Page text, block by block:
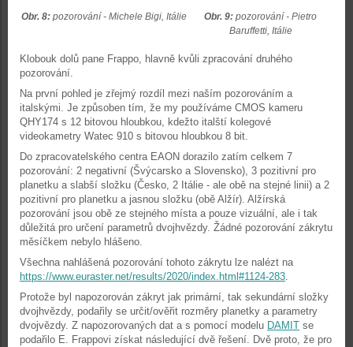
Obr. 8: pozorování - Michele Bigi, Itálie Obr. 9: pozorování - Pietro
Baruffetti, Itálie
Klobouk dolů pane Frappo, hlavně kvůli zpracování druhého
pozorování.
Na první pohled je zřejmý rozdíl mezi naším pozorováním a
italskými. Je způsoben tím, že my používáme CMOS kameru
QHY174 s 12 bitovou hloubkou, kdežto italští kolegové
videokametry Watec 910 s bitovou hloubkou 8 bit.
Do zpracovatelského centra EAON dorazilo zatím celkem 7
pozorování: 2 negativní (Švýcarsko a Slovensko), 3 pozitivní pro
planetku a slabší složku (Česko, 2 Itálie - ale obě na stejné linii) a 2
pozitivní pro planetku a jasnou složku (obě Alžír). Alžírská
pozorování jsou obě ze stejného místa a pouze vizuální, ale i tak
důležitá pro určení parametrů dvojhvězdy. Žádné pozorování zákrytu
měsíčkem nebylo hlášeno.
Všechna nahlášená pozorování tohoto zákrytu lze nalézt na
https://www.euraster.net/results/2020/index.html#1124-283.
Protože byl napozorován zákryt jak primární, tak sekundární složky
dvojhvězdy, podařily se určit/ověřit rozměry planetky a parametry
dvojvězdy. Z napozorovaných dat a s pomocí modelu DAMIT se
podařilo E. Frappovi získat následující dvě řešení. Dvě proto, že pro